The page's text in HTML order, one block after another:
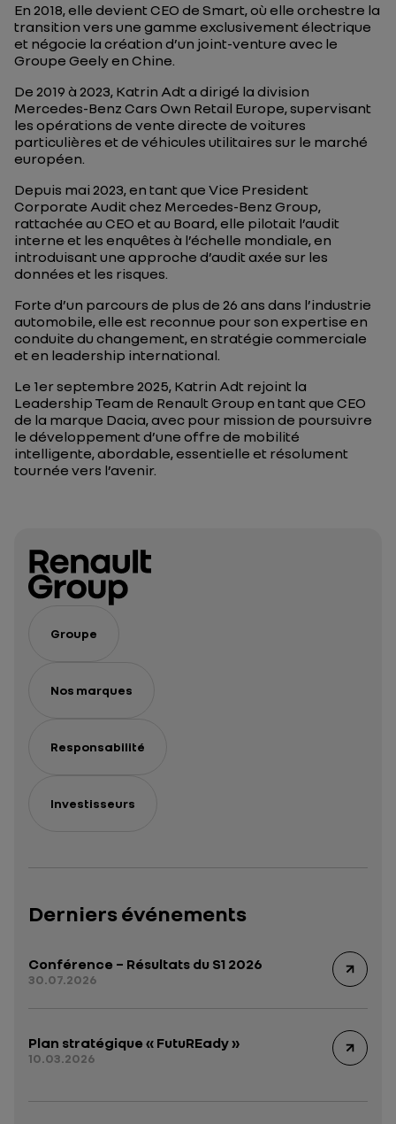
En 2018, elle devient CEO de Smart, où elle orchestre la
transition vers une gamme exclusivement électrique
et négocie la création d’un joint-venture avec le
Groupe Geely en Chine.
De 2019 à 2023, Katrin Adt a dirigé la division
Mercedes-Benz Cars Own Retail Europe, supervisant
les opérations de vente directe de voitures
particulières et de véhicules utilitaires sur le marché
européen.
Depuis mai 2023, en tant que Vice President
Corporate Audit chez Mercedes-Benz Group,
rattachée au CEO et au Board, elle pilotait l’audit
interne et les enquêtes à l’échelle mondiale, en
introduisant une approche d’audit axée sur les
données et les risques.
Forte d’un parcours de plus de 26 ans dans l’industrie
automobile, elle est reconnue pour son expertise en
conduite du changement, en stratégie commerciale
et en leadership international.
Le 1er septembre 2025, Katrin Adt rejoint la
Leadership Team de Renault Group en tant que CEO
de la marque Dacia, avec pour mission de poursuivre
le développement d’une offre de mobilité
intelligente, abordable, essentielle et résolument
tournée vers l’avenir.
Groupe
Nos marques
Responsabilité
Investisseurs
Derniers événements
Conférence – Résultats du S1 2026
30.07.2026
Plan stratégique « FutuREady »
10.03.2026